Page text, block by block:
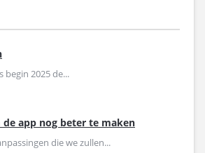
begin 2025 de...
de app nog beter te maken
die we zullen...